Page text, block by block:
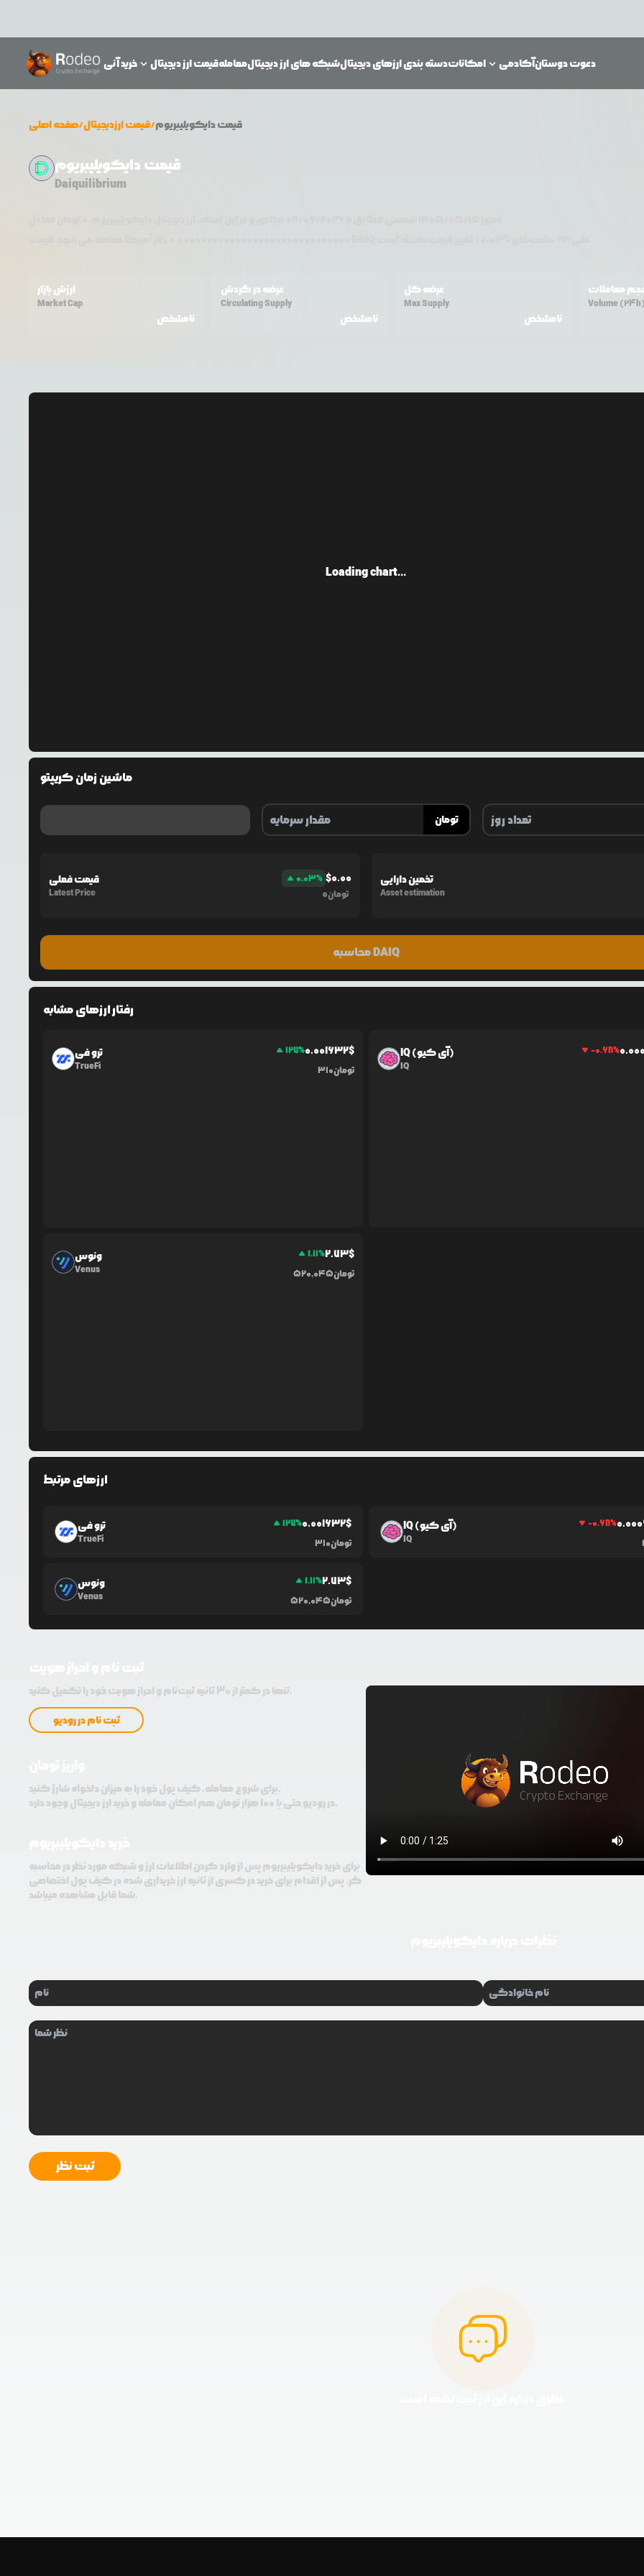
خرید آنی قیمت ارز دیجیتالمعاملهشبکه‌ های ارز دیجیتالدسته بندی ارزهای دیجیتالامکانات آکادمیدعوت دوستان
صفحه اصلی/قیمت ارزدیجیتال/ قیمتدایکویلیبریوم
قیمت دایکویلیبریوم
Daiquilibrium
ارزش بازار
Market Cap
نامشخص
عرضه در گردش
Circulating Supply
نامشخص
عرضه کل
Max Supply
نامشخص
معاملات
Volume (24h)
Loading chart...
ماشین زمان کریپتو
تومان
قیمت فعلی
Latest Price
0.03% $0.00
0تومان
تخمین دارایی
Asset estimation
محاسبه DAIQ
رفتار ارزهای مشابه
ترو فی
TrueFi
127%0.001632$
310تومان
IQ (آی کیو)
IQ
-0.68%0.0
ونوس
Venus
1.11%2.73$
520,045تومان
ارزهای مرتبط
ترو فی
TrueFi
127%0.001632$
310تومان
IQ (آی کیو)
IQ
-0.68%0.0
ونوس
Venus
1.11%2.73$
520,045تومان
تنها در کمتر از 30 ثانیه ثبت‌نام و احراز هویت خود را تکمیل کنید.
ثبت نام در رودیو
برای شروع معامله، کیف پول خود را به میزان دلخواه شارژ کنید.
در رودیو حتی با 100 هزار تومان هم امکان معامله و خرید ارز دیجیتال وجود دارد.
برای خرید دایکویلیبریوم پس از وارد کردن اطلاعات ارز و شبکه مورد نظر در محاسبه
گر، پس از اقدام برای خرید در کسری از ثانیه ارز خریداری شده در کیف پول اختصاصی
شما قابل مشاهده میباشد.
ثبت نظر